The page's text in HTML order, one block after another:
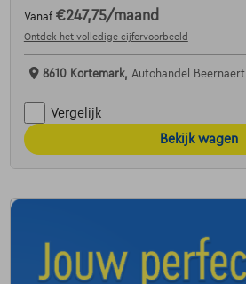
Vanaf €247,75/maand
Ontdek het volledige cijfervoorbeeld
8610 Kortemark, Autohandel Beernaert
Vergelijk
Bekijk wagen